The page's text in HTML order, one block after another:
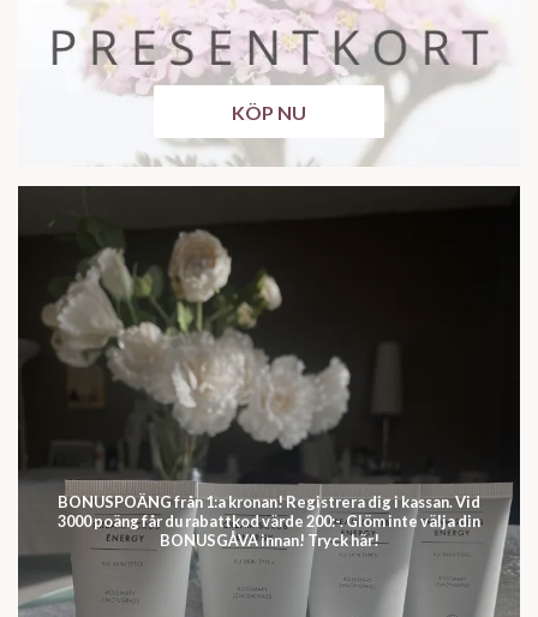
KÖP NU
BONUSPOÄNG från 1:a kronan! Registrera dig i kassan. Vid
3000 poäng får du rabattkod värde 200:-. Glöm inte välja din
BONUSGÅVA innan! Tryck här!